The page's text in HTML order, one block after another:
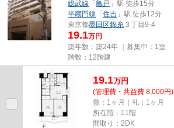
総武線 「 亀戸 」駅 徒歩15分
半蔵門線 「 住吉 」駅 徒歩12分
東京都墨田区錦糸 ３丁目9-4
19.1万円
築年数：築24年 ｜募集中： 1室
階数：12階建
19.1万円
(管理費・共益費 8,000円)
敷：1ヶ月｜礼：1ヶ月
所在階：11階
間取り：2DK